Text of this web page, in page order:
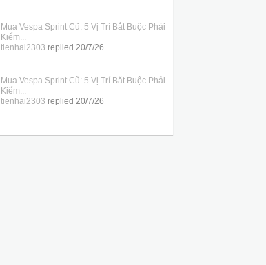
Mua Vespa Sprint Cũ: 5 Vị Trí Bắt Buộc Phải
Kiểm...
tienhai2303 replied 20/7/26
Mua Vespa Sprint Cũ: 5 Vị Trí Bắt Buộc Phải
Kiểm...
tienhai2303 replied 20/7/26